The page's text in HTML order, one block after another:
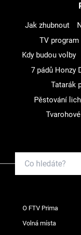
Jak zhubnout
TV program
Kdy budou volby
7 pádů Honzy
Tatarák
Pěstování
O FTV Prima
Volná místa